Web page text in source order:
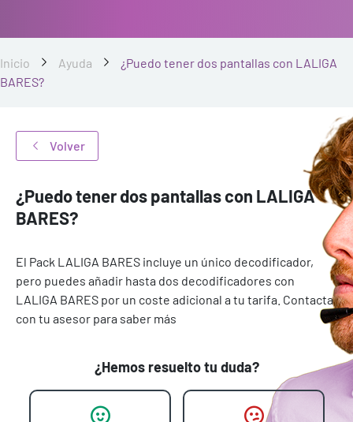
Inicio Ayuda
¿Puedo tener dos pantallas con LALIGA
BARES?
Volver
¿Puedo tener dos pantallas con LALIGA
BARES?
El Pack LALIGA BARES incluye un único decodificador,
pero puedes añadir hasta dos decodificadores con
LALIGA BARES por un coste adicional a tu tarifa. Contacta
con tu asesor para saber más
¿Hemos resuelto tu duda?